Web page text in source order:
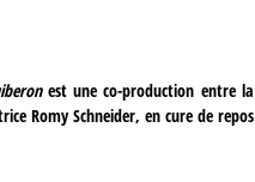
est une co-production entre la
Romy Schneider, en cure de repos